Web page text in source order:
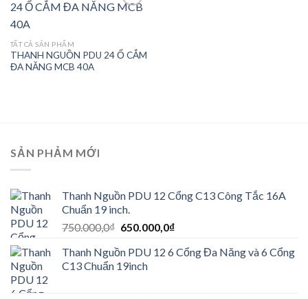
wishlist
TẤT CẢ SẢN PHẨM
THANH NGUỒN PDU 24 Ổ CẮM
ĐA NĂNG MCB 40A
SẢN PHẢM MỚI
Thanh Nguồn PDU 12 Cổng C13 Công Tắc 16A
Chuẩn 19 inch.
750.000,0₫ Giá
là:
750.000,0₫.
650.000,0₫Giá
tại
Thanh Nguồn PDU 12 6 Cổng Đa Năng và 6 Cổng
C13 Chuẩn 19inch